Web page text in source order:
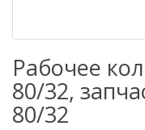
Рабочее
80/32,
80/32